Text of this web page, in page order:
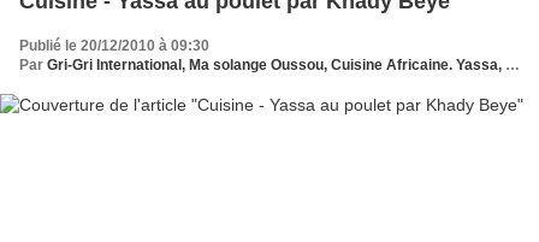
Publié le 20/12/2010 à 09:30
Par Gri-Gri International, Ma solange Oussou, Cuisine Africaine. Yassa, Khady Beye